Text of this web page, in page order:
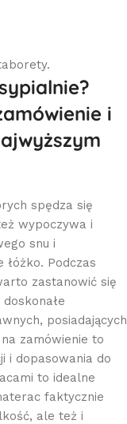
i
spędza się
wypoczywa i
snu i
Podczas
zastanowić się
posiadających
zamówienie to
i dopasowania do
to idealne
faktycznie
ale też i